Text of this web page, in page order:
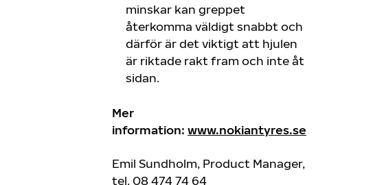
minskar kan greppet
återkomma väldigt snabbt och
därför är det viktigt att hjulen
är riktade rakt fram och inte åt
sidan.
Mer
information: www.nokiantyres.se
Emil Sundholm, Product Manager,
tel. 08 474 74 64